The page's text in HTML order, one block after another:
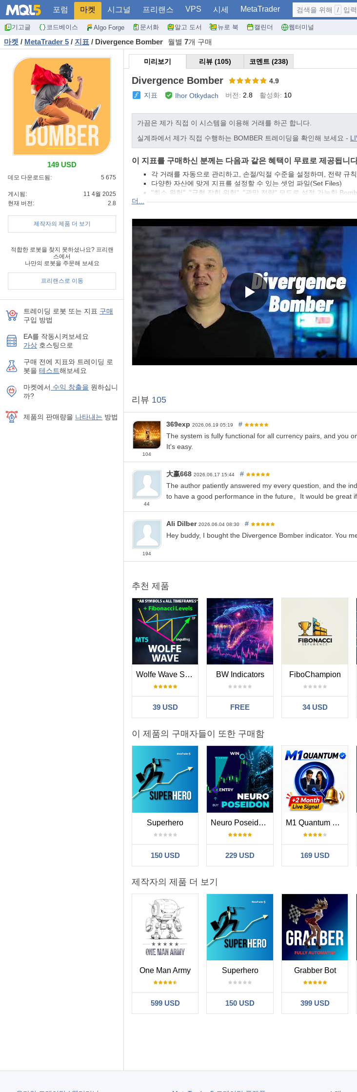
포럼 마켓 시그널 프리랜스 VPS 시세 MetaTrader
기고글 코드베이스 Algo Forge 문서화 알고 도서 뉴로 북 캘린더 웹터미널
검색을 위해 / 입력
마켓 / MetaTrader 5 / 지표 / Divergence Bomber 월별 7개 구매
149 USD
데모 다운로드됨: 5 675
게시됨:
11 4월 2025
현재 버전:
2.8
제작자의 제품 더 보기
적합한 로봇을 찾지 못하셨나요? 프리랜
스에서
나만의 로봇을 주문해 보세요
프리랜스로 이동
트레이딩 로봇 또는 지표 구매
구입 방법
EA를 작동시켜보세요
가상 호스팅으로
구매 전에 지표와 트레이딩 로
봇을 테스트해보세요
마켓에서 수익 창출을 원하십니
까?
제품의 판매량을 나타내는 방법
미리보기 리뷰 (105) 코멘트 (238)
Divergence Bomber
4.9
지표
Ihor Otkydach 버전: 2.8 활성화: 10
가끔은 제가 직접 이 시스템을 이용해 거래를 하곤 합니다.
실계좌에서 제가 직접 수행하는 BOMBER 트레이딩을 확인해 보세요 -
이 지표를 구매하신 분께는 다음과 같은 혜택이 무료로 제공됩니
각 거래를 자동으로 관리하고, 손절/익절 수준을 설정하며, 전략 규
다양한 자산에 맞게 지표를 설정할 수 있는 셋업 파일(Set Files)
"최소 위험", "균형 잡힌 위험", "관망 전략" 모드로 설정 가능한
이 전략을 빠르게 설치, 설정, 시작할 수 있도록 돕는 단계별 영상 매
독창적인 커스텀 지표인 “Divergence Bomber(다이버전스 봄버)”를 소
니다.
이 기술 지표의 주요 목적은 가격과 MACD 지표 간의 다이버전스를 감지
것입니다. 이러한 신호의 평균 정확도는 98% 이상에 달합니다. 이 지표
이 시스템은 스톱로스(Stop Loss) 주문과 **손실 상태에서의 자동 포지션
Divergence Bomber 지표의 주요 특징:
거래 가능한 자산: AUDCAD, AUDCHF, AUDSGD, AUDUSD,
GBPCHF, GBPUSD, NZDCAD, NZDUSD, USDCAD, USDCHF,
추천 거래 시간대: M15, H1 또는 H4 (시간대가 높을수록 신호 정확
이 시스템에 대한 자세한 내용은 여기에서 확인할 수 있습니다.https://
더...
리뷰 105
104
369exp 2026.06.19 05:19
#
The system is fully functional for all currency pairs, and you
It's easy.
44
大赢668 2026.06.17 15:44
#
The author patiently answered my every question, and the
to have a good performance in the future。It would be great
194
Ali Dilber 2026.06.04 08:30
#
Hey buddy, I bought the Divergence Bomber indicator. You
추천 제품
Wolfe Wave Scanner MT5
39 USD
BW Indicators
FREE
FiboChampion
34 USD
이 제품의 구매자들이 또한 구매함
Superhero
150 USD
Neuro Poseidon MT5
229 USD
M1 Quantum MT5
169 USD
제작자의 제품 더 보기
One Man Army
599 USD
Superhero
150 USD
Grabber Bot
399 USD